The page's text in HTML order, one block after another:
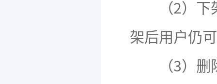
（2）下架
架后用户仍
（3）删除